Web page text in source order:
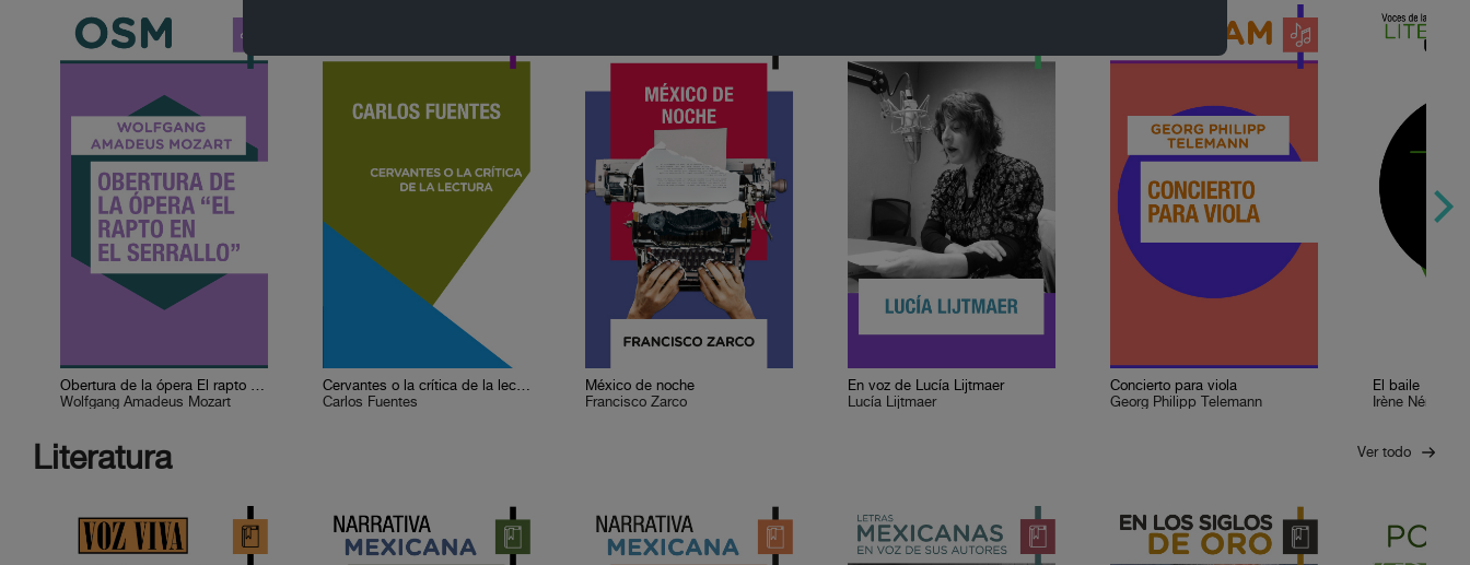
Obertura de la ópera El rapto en el serrallo
Wolfgang Amadeus Mozart
Cervantes o la crítica de la lectura
Carlos Fuentes
México de noche
Francisco Zarco
En voz de Lucía Lijtmaer
Lucía Lijtmaer
Concierto para viola
Georg Philipp Telemann
El baile
Irène
Literatura Ver todo